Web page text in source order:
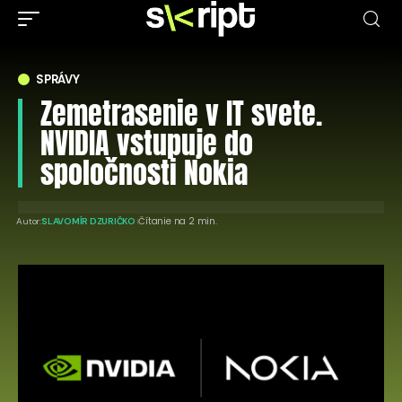
SPRÁVY
Zemetrasenie v IT svete.
NVIDIA vstupuje do
spoločnosti Nokia
Autor:SLAVOMÍR DZURIČKO Čítanie na 2 min.